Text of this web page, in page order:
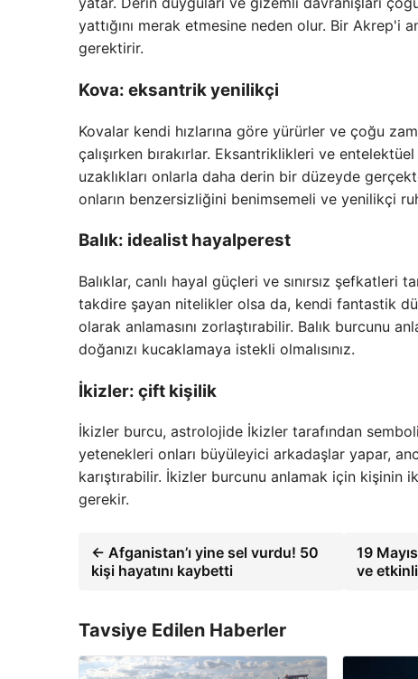
yattığını merak etmesine neden olur. Bir Akrep'i
gerektirir.
Kova: eksantrik yenilikçi
Kovalar kendi hızlarına göre yürürler ve çoğu
çalışırken bırakırlar. Eksantriklikleri ve
uzaklıkları onlarla daha derin bir düzeyde
onların benzersizliğini benimsemeli ve yenilikçi
Balık: idealist hayalperest
Balıklar, canlı hayal güçleri ve sınırsız
takdire şayan nitelikler olsa da, kendi fantastik
olarak anlamasını zorlaştırabilir. Balık burcunu
doğanızı kucaklamaya istekli olmalısınız.
İkizler: çift kişilik
İkizler burcu, astrolojide İkizler tarafından
yetenekleri onları büyüleyici arkadaşlar yapar,
karıştırabilir. İkizler burcunu anlamak için kişinin
gerekir.
← Afganistan’ı yine sel vurdu! 50
kişi hayatını kaybetti
19
ve
Tavsiye Edilen Haberler